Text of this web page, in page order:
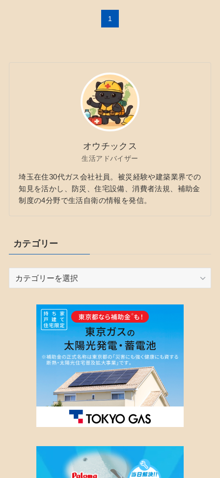
1
オウチックス
生活アドバイザー
埼玉在住30代ガス会社社員。被災経験や建築業界での
知見を活かし、防災、住宅設備、消費者法規、補助金
制度の4分野で生活自衛の情報を発信。
カテゴリー